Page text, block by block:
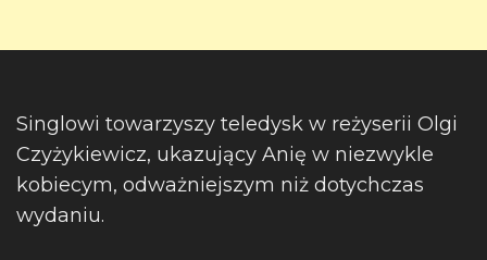
Singlowi towarzyszy teledysk w reżyserii Olgi
Czyżykiewicz, ukazujący Anię w niezwykle
kobiecym, odważniejszym niż dotychczas
wydaniu.